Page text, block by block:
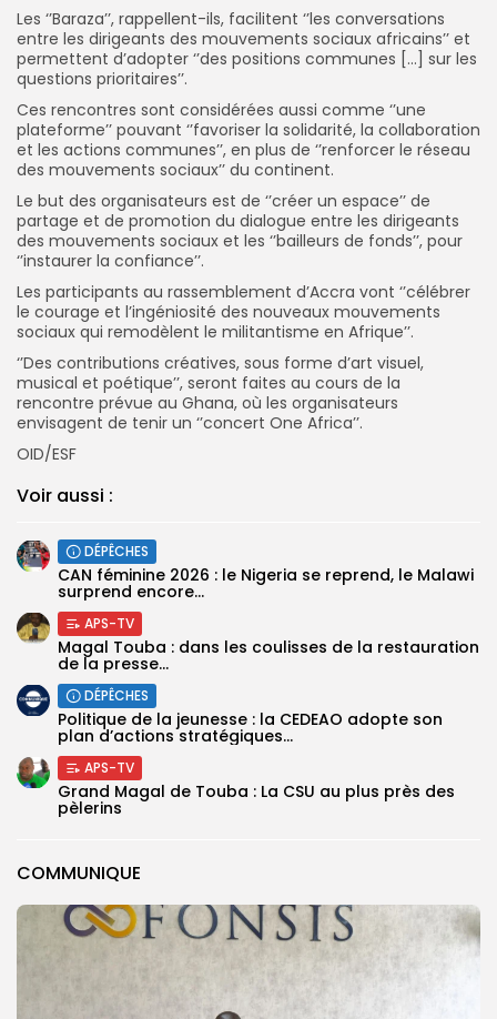
COMMUNIQUE
Les ‘’Baraza’’, rappellent-ils, facilitent ‘’les conversations
entre les dirigeants des mouvements sociaux africains’’ et
permettent d’adopter ‘’des positions communes […] sur les
questions prioritaires’’.
Ces rencontres sont considérées aussi comme ‘’une
plateforme’’ pouvant ‘’favoriser la solidarité, la collaboration
et les actions communes’’, en plus de ‘’renforcer le réseau
des mouvements sociaux’’ du continent.
Le but des organisateurs est de ‘’créer un espace’’ de
partage et de promotion du dialogue entre les dirigeants
des mouvements sociaux et les ‘’bailleurs de fonds’’, pour
‘’instaurer la confiance’’.
Les participants au rassemblement d’Accra vont ‘’célébrer
le courage et l’ingéniosité des nouveaux mouvements
sociaux qui remodèlent le militantisme en Afrique’’.
‘’Des contributions créatives, sous forme d’art visuel,
musical et poétique’’, seront faites au cours de la
rencontre prévue au Ghana, où les organisateurs
envisagent de tenir un ‘’concert One Africa’’.
OID/ESF
Voir aussi :
DÉPÊCHES
‎CAN féminine 2026 : le Nigeria se reprend, le Malawi
surprend encore...
APS-TV
Magal Touba : dans les coulisses de la restauration
de la presse...
DÉPÊCHES
Politique de la jeunesse : la CEDEAO adopte son
plan d’actions stratégiques...
APS-TV
Grand Magal de Touba : La CSU au plus près des
pèlerins